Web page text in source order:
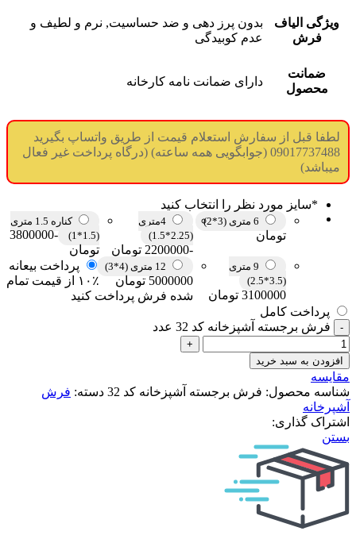
ویژگی الیاف
فرش
بدون پرز دهی و ضد حساسیت, نرم و لطیف و
عدم کوبیدگی
ضمانت
محصول
دارای ضمانت نامه کارخانه
لطفا قبل از سفارش استعلام قیمت از طریق واتساپ بگیرید
09017737488 (جوابگویی همه ساعته) (درگاه پرداخت غیر فعال
میباشد)
*سایز مورد نظر را انتخاب کنید
6 متری (3*2)
تومان
4متری
(2.25*1.5)
-2200000 تومان
کناره 1.5 متری
(1.5*1)
-3800000
تومان
9 متری
(3.5*2.5)
3100000 تومان
12 متری (4*3)
5000000 تومان
پرداخت بیعانه
۱۰٪ از قیمت تمام
شده فرش پرداخت کنید
پرداخت کامل
فرش برجسته آشپزخانه کد 32 عدد
افزودن به سبد خرید
مقایسه
شناسه محصول: فرش برجسته آشپزخانه کد 32 دسته: فرش
آشپرخانه
اشتراک گذاری:
بستن